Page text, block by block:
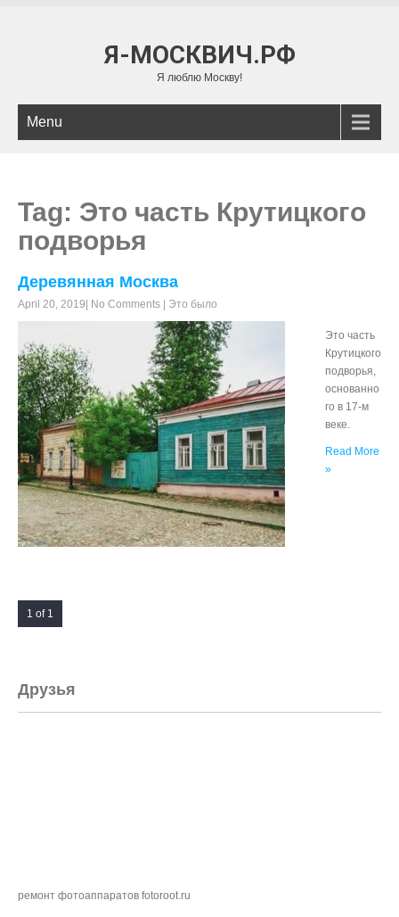
Я-МОСКВИЧ.РФ
Я люблю Москву!
Menu
Tag: Это часть Крутицкого
подворья
Деревянная Москва
April 20, 2019 No Comments Это было
Это часть
Крутицкого
подворья,
основанно
го в 17-м
веке.
Read More
»
1 of 1
Друзья
ремонт фотоаппаратов fotoroot.ru